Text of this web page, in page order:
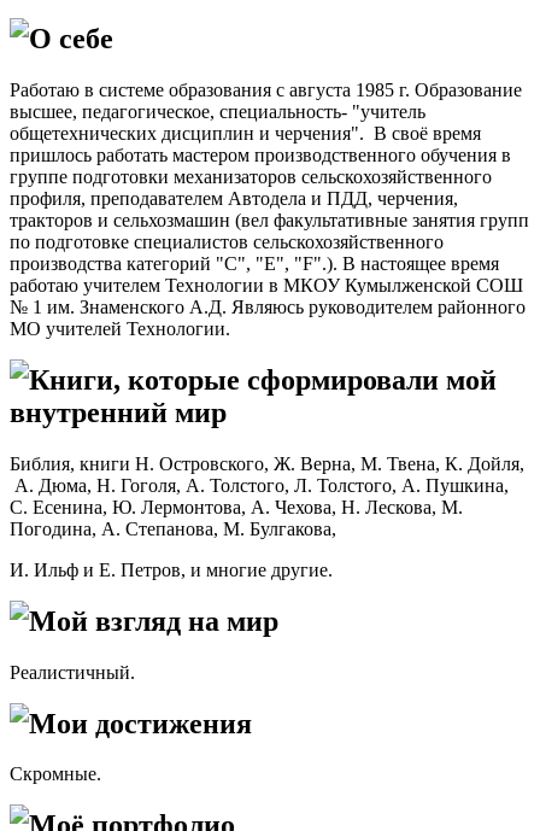
О себе
Работаю в системе образования с августа 1985 г. Образование
высшее, педагогическое, специальность- "учитель
общетехнических дисциплин и черчения". В своё время
пришлось работать мастером производственного обучения в
группе подготовки механизаторов сельскохозяйственного
профиля, преподавателем Автодела и ПДД, черчения,
тракторов и сельхозмашин (вел факультативные занятия групп
по подготовке специалистов сельскохозяйственного
производства категорий "C", "E", "F".). В настоящее время
работаю учителем Технологии в МКОУ Кумылженской СОШ
№ 1 им. Знаменского А.Д. Являюсь руководителем районного
МО учителей Технологии.
Книги, которые сформировали мой
внутренний мир
Библия, книги Н. Островского, Ж. Верна, М. Твена, К. Дойля,
А. Дюма, Н. Гоголя, А. Толстого, Л. Толстого, А. Пушкина,
С. Есенина, Ю. Лермонтова, А. Чехова, Н. Лескова, М.
Погодина, А. Степанова, М. Булгакова,
И. Ильф и Е. Петров, и многие другие.
Мой взгляд на мир
Реалистичный.
Мои достижения
Скромные.